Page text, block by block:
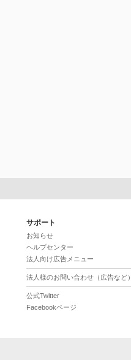
サポート
お知らせ
ヘルプセンター
法人向け広告メニュー
法人様のお問い合わせ（広告など）
公式Twitter
Facebookページ